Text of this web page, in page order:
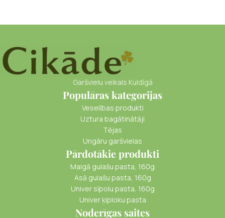
Garšvielu veikals Kuldīgā
Populāras kategorijas
Veselības produkti
Uztura bagātinātāji
Tējas
Ungāru garšvielas
Pārdotākie produkti
Maigā gulašu pasta, 160g
Asā gulašu pasta, 160g
Univer sīpolu pasta, 160g
Univer ķiploku pasta
Noderīgas saites